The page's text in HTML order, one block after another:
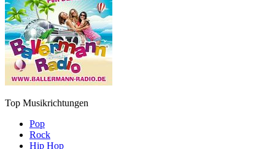
Top Musikrichtungen
Pop
Rock
Hip Hop